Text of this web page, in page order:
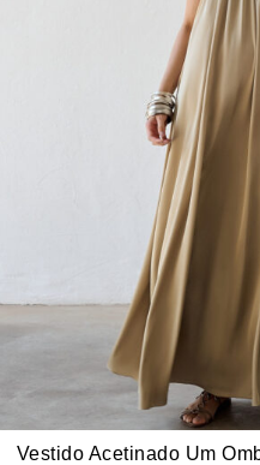
Vestido Acetinado Um